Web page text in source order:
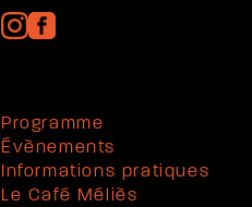
Programme
Évènements
Informations pratiques
Le Café Méliès